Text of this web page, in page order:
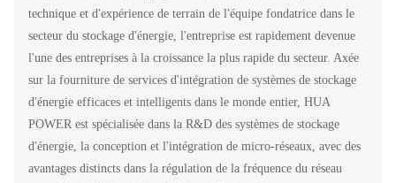
technique et d'expérience de terrain de l'équipe fondatrice dans le
secteur du stockage d'énergie, l'entreprise est rapidement devenue
l'une des entreprises à la croissance la plus rapide du secteur. Axée
sur la fourniture de services d'intégration de systèmes de stockage
d'énergie efficaces et intelligents dans le monde entier, HUA
POWER est spécialisée dans la R&D des systèmes de stockage
d'énergie, la conception et l'intégration de micro-réseaux, avec des
avantages distincts dans la régulation de la fréquence du réseau